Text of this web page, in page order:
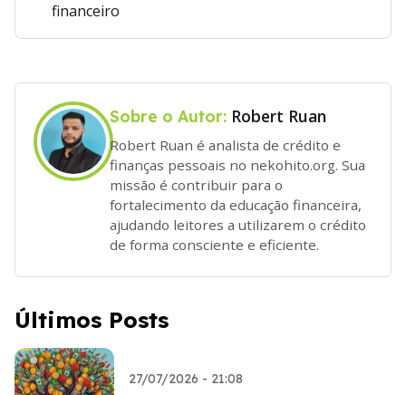
financeiro
Sobre o Autor: Robert Ruan
Robert Ruan é analista de crédito e
finanças pessoais no nekohito.org. Sua
missão é contribuir para o
fortalecimento da educação financeira,
ajudando leitores a utilizarem o crédito
de forma consciente e eficiente.
Últimos Posts
27/07/2026 - 21:08